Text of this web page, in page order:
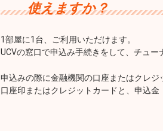
使えますか？
1部屋に1台、ご利用いただけます。
UCVの窓口で申込み手続きをして、チュー
申込みの際に金融機関の口座またはクレ
口座印またはクレジットカードと、申込金